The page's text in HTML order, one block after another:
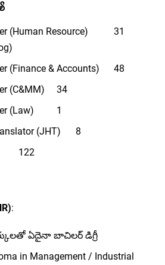
(Human Resource)
31
(Finance & Accounts)
48
(C&MM)
34
(Law)
1
(JHT)
8
122
:
ఏదైనా బాచిలర్ డిగ్రీ
in Management / Industrial